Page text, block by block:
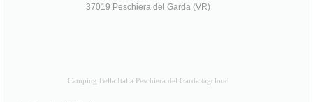
37019 Peschiera del Garda (VR)
Camping Bella Italia Peschiera del Garda tagcloud